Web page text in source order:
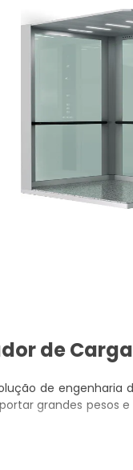
de Carga
de engenharia
grandes pesos